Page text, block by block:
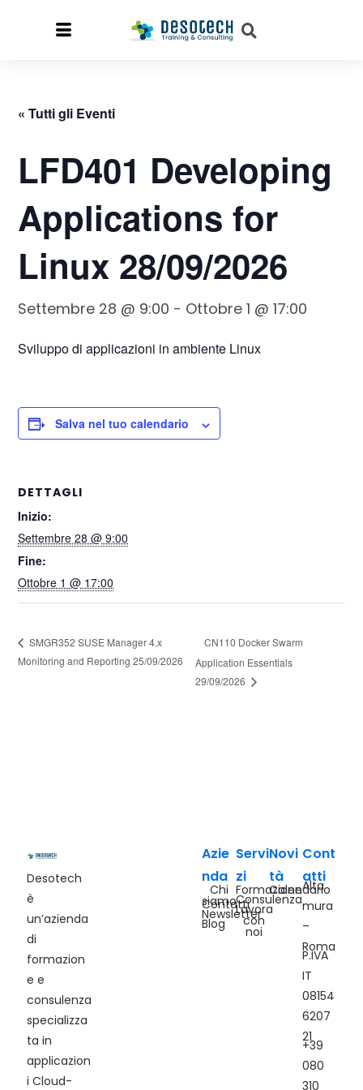
« Tutti gli Eventi
LFD401 Developing
Applications for
Linux 28/09/2026
Settembre 28 @ 9:00 - Ottobre 1 @ 17:00
Sviluppo di applicazioni in ambiente Linux
Salva nel tuo calendario
DETTAGLI
Inizio:
Settembre 28 @ 9:00
Fine:
Ottobre 1 @ 17:00
SMGR352 SUSE Manager 4.x
Monitoring and Reporting 25/09/2026
CN110 Docker Swarm
Application Essentials
29/09/2026
Desotech
è
un’azienda
di
formazion
e e
consulenza
specializza
ta in
applicazion
i Cloud-
Azie
nda
Chi
siamo
Contatti
Newsletter
Blog
Servi
zi
Formazione
Consulenza
Lavora
con
noi
Novi
tà
Calendario
Cont
atti
Alta
mura
–
Roma
P.IVA
IT
08154
6207
21
+39
080
310